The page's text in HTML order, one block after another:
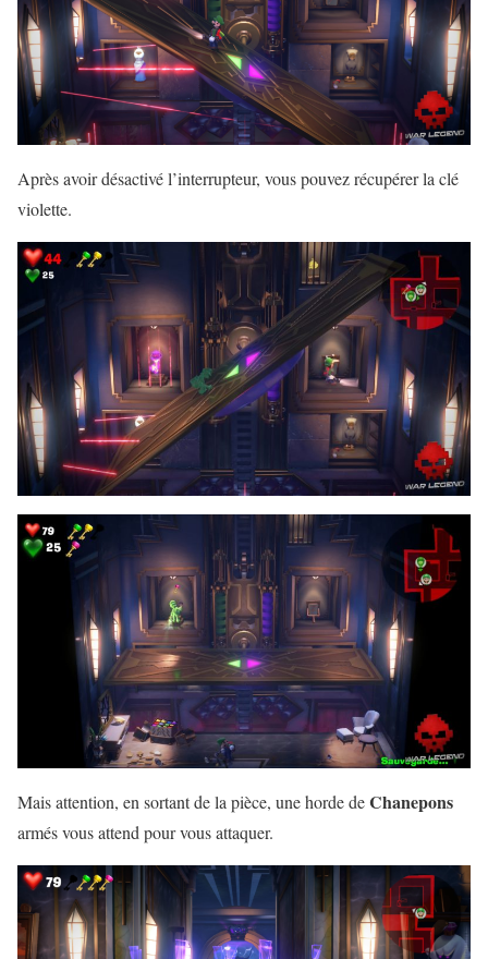
Après avoir désactivé l’interrupteur, vous pouvez récupérer la clé
violette.
Mais attention, en sortant de la pièce, une horde deChanepons
armés vous attend pour vous attaquer.